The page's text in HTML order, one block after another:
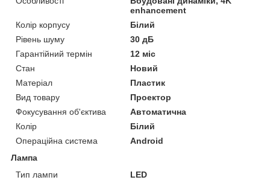
enhancement
Колір корпусу
Білий
Рівень шуму
30 дБ
Гарантійний термін
12 міс
Стан
Новий
Матеріал
Пластик
Вид товару
Проектор
Фокусування об'єктива
Автоматична
Колір
Білий
Операційна система
Android
Лампа
Тип лампи
LED